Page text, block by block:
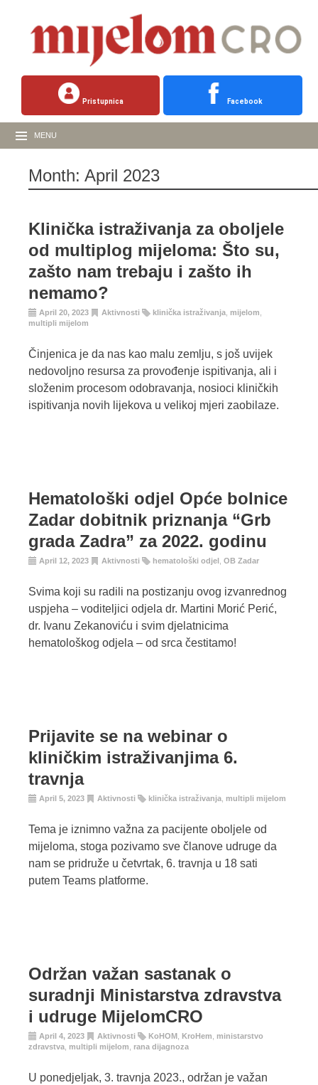
Pristupnica Facebook
MENU
Month: April 2023
Klinička istraživanja za oboljele
od multiplog mijeloma: Što su,
zašto nam trebaju i zašto ih
nemamo?
April 20, 2023 Aktivnosti klinička istraživanja mijelom
multipli mijelom
Činjenica je da nas kao malu zemlju, s još uvijek
nedovoljno resursa za provođenje ispitivanja, ali i
složenim procesom odobravanja, nosioci kliničkih
ispitivanja novih lijekova u velikoj mjeri zaobilaze.
Hematološki odjel Opće bolnice
Zadar dobitnik priznanja “Grb
grada Zadra” za 2022. godinu
April 12, 2023 Aktivnosti hematološki odjel OB Zadar
Svima koji su radili na postizanju ovog izvanrednog
uspjeha – voditeljici odjela dr. Martini Morić Perić,
dr. Ivanu Zekanoviću i svim djelatnicima
hematološkog odjela – od srca čestitamo!
Prijavite se na webinar o
kliničkim istraživanjima 6.
travnja
April 5, 2023 Aktivnosti klinička istraživanja multipli mijelom
Tema je iznimno važna za pacijente oboljele od
mijeloma, stoga pozivamo sve članove udruge da
nam se pridruže u četvrtak, 6. travnja u 18 sati
putem Teams platforme.
Održan važan sastanak o
suradnji Ministarstva zdravstva
i udruge MijelomCRO
April 4, 2023 Aktivnosti KoHOM KroHem
ministarstvo
zdravstva multipli mijelom rana dijagnoza
U ponedjeljak, 3. travnja 2023., održan je važan